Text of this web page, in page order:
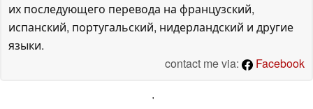
их последующего перевода на французский,
испанский, португальский, нидерландский и другие
языки.
contact me via:
Facebook
'